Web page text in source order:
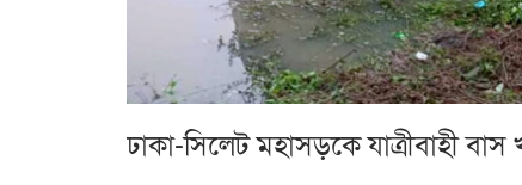
ঢাকা-সিলেট মহাসড়কে যাত্রীবাহী